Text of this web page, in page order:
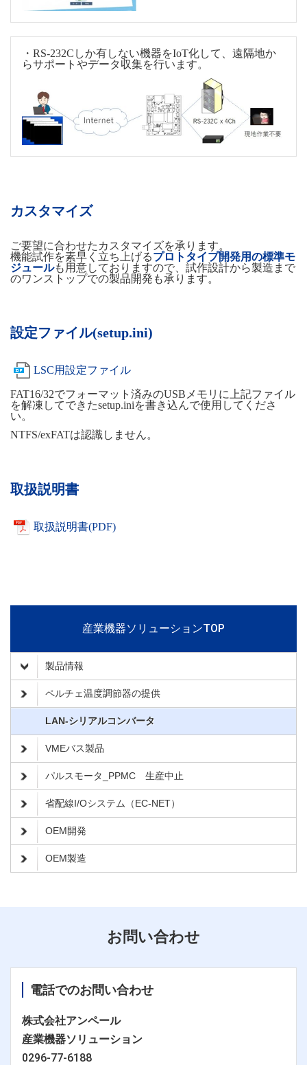
・RS-232Cしか有しない機器をIoT化して、遠隔地か
らサポートやデータ収集を行います。
カスタマイズ
ご要望に合わせたカスタマイズを承ります。
機能試作を素早く立ち上げるプロトタイプ開発用の標準モ
ジュールも用意しておりますので、試作設計から製造まで
のワンストップでの製品開発も承ります。
設定ファイル(setup.ini)
LSC用設定ファイル
FAT16/32でフォーマット済みのUSBメモリに上記ファイル
を解凍してできたsetup.iniを書き込んで使用してくださ
い。
NTFS/exFATは認識しません。
取扱説明書
取扱説明書(PDF)
産業機器ソリューションTOP
製品情報
ペルチェ温度調節器の提供
LAN-シリアルコンバータ
VMEバス製品
パルスモータ_PPMC 生産中止
省配線I/Oシステム（EC-NET）
OEM開発
OEM製造
お問い合わせ
電話でのお問い合わせ
株式会社アンペール
産業機器ソリューション
0296-77-6188